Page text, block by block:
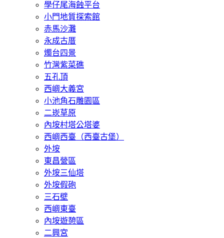
學仔尾海蝕平台
小門地質探索館
赤馬沙灘
永成古厝
燭台四景
竹灣紫菜礁
五孔頂
西嶼大義宮
小池角石雕園區
二崁草原
內垵村塔公塔婆
西嶼西臺（西臺古堡）
外垵
東昌營區
外垵三仙塔
外垵假砲
三石壁
西嶼東臺
內垵遊憩區
二興宮